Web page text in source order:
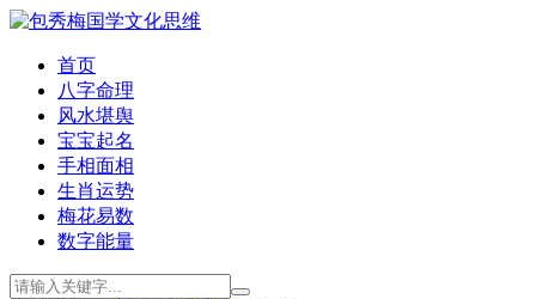
首页
八字命理
风水堪舆
宝宝起名
手相面相
生肖运势
梅花易数
数字能量